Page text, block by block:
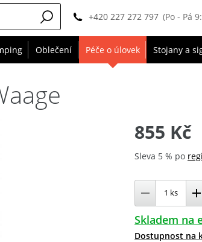
+420 227 272 797 (Po - Pá
Oblečení Péče o úlovek Stojany a
855 Kč
Sleva 5 % po
Skladem na
Dostupnost na